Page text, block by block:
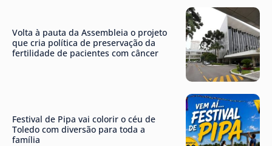
Volta à pauta da Assembleia o projeto
que cria política de preservação da
fertilidade de pacientes com câncer
Festival de Pipa vai colorir o céu de
Toledo com diversão para toda a
família